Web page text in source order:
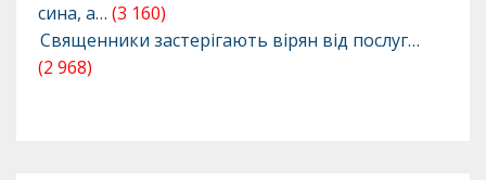
сина, а… (3 160)
Священники застерігають вірян від послуг…
(2 968)